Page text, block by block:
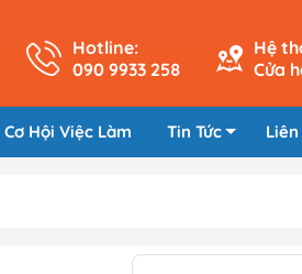
Hotline:
090 9933 258
Hệ
Cửa
Cơ Hội Việc Làm Tin Tức